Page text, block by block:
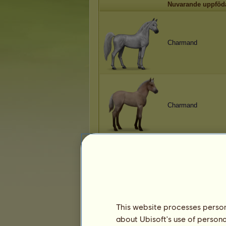
Nuvarande
Charmand
Charmand
This website processes
about Ubisoft's use of